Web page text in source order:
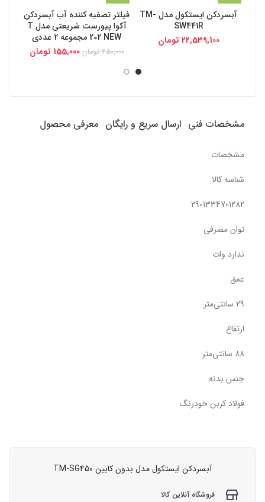
آبسردکن ایستکول مدل TM-
SW441R
22,539,100 تومان
فیلتر تصفیه کننده آب آبسردکن
آکوا پیورست شریعتی مدل T
202 NEW مجموعه 2 عددی
250,000 تومان 155,000 تومان
مشخصات فنی ارسال سریع و رایگان معرفی محصول
مشخصات
شناسه کالا
2901334701282
توان مصرفی
ندارد وات
عمق
29 سانتی‌متر
ارتفاع
88 سانتی‌متر
جنس بدنه
فولاد کربن خودرنگ
آبسردکن ایستکول مدل بدون کابین TM-SG450
فروشگاه آنلاین کالا